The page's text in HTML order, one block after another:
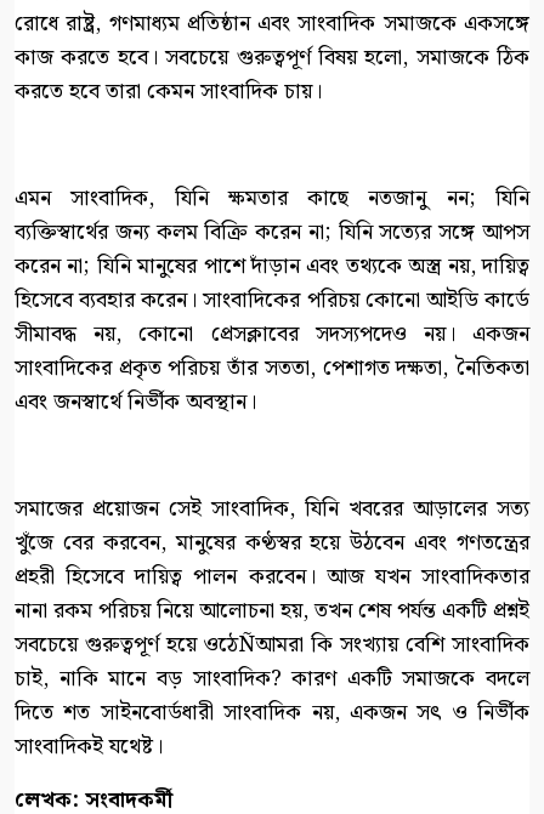
রোধে রাষ্ট্র, গণমাধ্যম প্রতিষ্ঠান এবং সাংবাদিক সমাজকে একসঙ্গে
কাজ করতে হবে। সবচেয়ে গুরুত্বপূর্ণ বিষয় হলো, সমাজকে ঠিক
করতে হবে তারা কেমন সাংবাদিক চায়।
এমন সাংবাদিক, যিনি ক্ষমতার কাছে নতজানু নন; যিনি
ব্যক্তিস্বার্থের জন্য কলম বিক্রি করেন না; যিনি সত্যের সঙ্গে আপস
করেন না; যিনি মানুষের পাশে দাঁড়ান এবং তথ্যকে অস্ত্র নয়, দায়িত্ব
হিসেবে ব্যবহার করেন। সাংবাদিকের পরিচয় কোনো আইডি কার্ডে
সীমাবদ্ধ নয়, কোনো প্রেসক্লাবের সদস্যপদেও নয়। একজন
সাংবাদিকের প্রকৃত পরিচয় তাঁর সততা, পেশাগত দক্ষতা, নৈতিকতা
এবং জনস্বার্থে নির্ভীক অবস্থান।
সমাজের প্রয়োজন সেই সাংবাদিক, যিনি খবরের আড়ালের সত্য
খুঁজে বের করবেন, মানুষের কণ্ঠস্বর হয়ে উঠবেন এবং গণতন্ত্রের
প্রহরী হিসেবে দায়িত্ব পালন করবেন। আজ যখন সাংবাদিকতার
নানা রকম পরিচয় নিয়ে আলোচনা হয়, তখন শেষ পর্যন্ত একটি প্রশ্নই
সবচেয়ে গুরুত্বপূর্ণ হয়ে ওঠেÑআমরা কি সংখ্যায় বেশি সাংবাদিক
চাই, নাকি মানে বড় সাংবাদিক? কারণ একটি সমাজকে বদলে
দিতে শত সাইনবোর্ডধারী সাংবাদিক নয়, একজন সৎ ও নির্ভীক
সাংবাদিকই যথেষ্ট।
লেখক: সংবাদকর্মী